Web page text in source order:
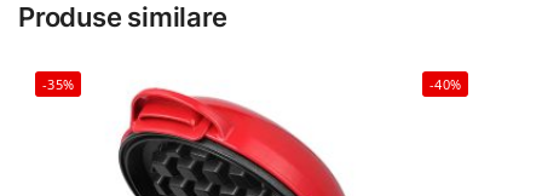
Produse similare
-35% -40%